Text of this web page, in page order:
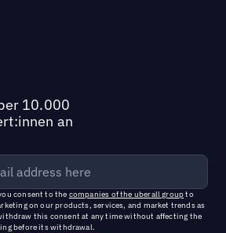
10.000
an
consent to the companies of the uberall groupto
on our products, services, and market trends as
this consent at any time without affecting the
before its withdrawal.